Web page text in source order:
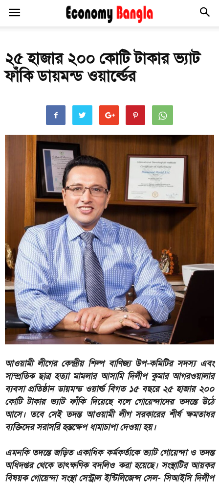
২৫ হাজার ২০০ কোটি টাকার ভ্যাট
ফাঁকি ডায়মন্ড ওয়ার্ল্ডের
আওয়ামী লীগের কেন্দ্রীয় শিল্প বাণিজ্য উপ-কমিটির সদস্য এবং
সাম্প্রতিক ছাত্র হত্যা মামলার আসামি দিলীপ কুমার আগরওয়ালার
ব্যবসা প্রতিষ্ঠান ডায়মন্ড ওয়ার্ল্ড বিগত ১৫ বছরে ২৫ হাজার ২০০
কোটি টাকার ভ্যাট ফাঁকি দিয়েছে বলে গোয়েন্দাদের তদন্তে উঠে
আসে। তবে সেই তদন্ত আওয়ামী লীগ সরকারের শীর্ষ ক্ষমতাধর
ব্যক্তিদের সরাসরি হস্তক্ষেপ ধামাচাপা দেওয়া হয়।
এমনকি তদন্তে জড়িত একাধিক কর্মকর্তাকে ভ্যাট গোয়েন্দা ও তদন্ত
অধিদপ্তর থেকে তাৎক্ষণিক বদলিও করা হয়েছে। সংস্থাটির আয়কর
বিষয়ক গোয়েন্দা সংস্থা সেন্ট্রাল ইন্টিলিজেন্স সেল- সিআইসি দিলীপ